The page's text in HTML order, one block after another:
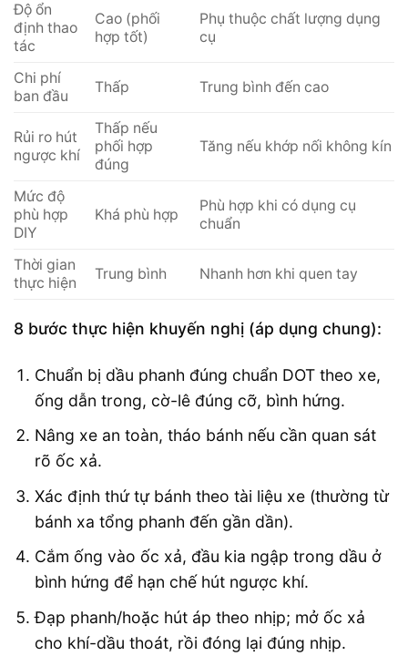
Độ ổn
định thao
tác
Cao (phối
hợp tốt)
Phụ thuộc chất lượng dụng
cụ
Chi phí
ban đầu
Thấp Trung bình đến cao
Rủi ro hút
ngược khí
Thấp nếu
phối hợp
đúng
Tăng nếu khớp nối không kín
Mức độ
phù hợp
DIY
Khá phù hợp
Phù hợp khi có dụng cụ
chuẩn
Thời gian
thực hiện
Trung bình Nhanh hơn khi quen tay
8 bước thực hiện khuyến nghị (áp dụng chung):
Chuẩn bị dầu phanh đúng chuẩn DOT theo xe,
ống dẫn trong, cờ-lê đúng cỡ, bình hứng.
Nâng xe an toàn, tháo bánh nếu cần quan sát
rõ ốc xả.
Xác định thứ tự bánh theo tài liệu xe (thường từ
bánh xa tổng phanh đến gần dần).
Cắm ống vào ốc xả, đầu kia ngập trong dầu ở
bình hứng để hạn chế hút ngược khí.
Đạp phanh/hoặc hút áp theo nhịp; mở ốc xả
cho khí-dầu thoát, rồi đóng lại đúng nhịp.